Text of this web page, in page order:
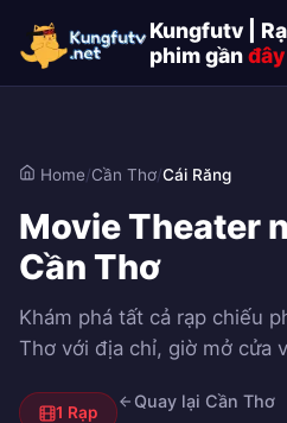
Kungfutv |
phim gầnđây
Home/Cần Thơ/Cái Răng
Movie Theater
Cần Thơ
Khám phá tất cả rạp chiếu
Thơ với địa chỉ, giờ mở cửa
1 Rạp
Quay lại Cần Thơ